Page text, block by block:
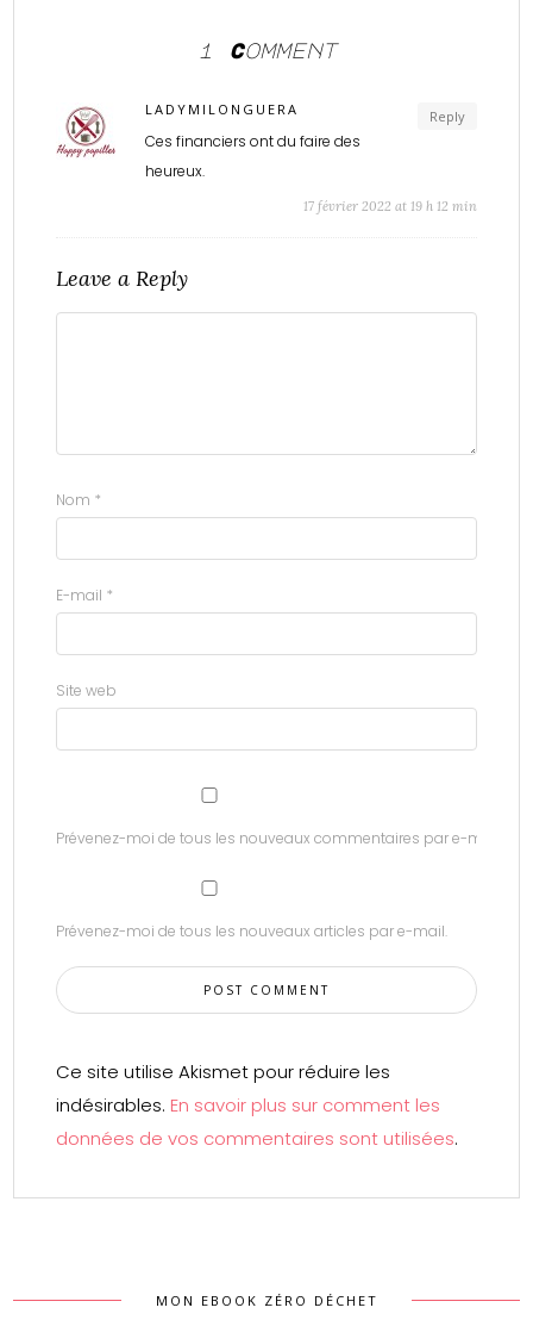
1 Comment
Reply
LADYMILONGUERA
Ces financiers ont du faire des
heureux.
17 février 2022 at 19 h 12 min
Leave a Reply
Nom *
E-mail *
Site web
Prévenez-moi de tous les nouveaux commentaires par e-mail.
Prévenez-moi de tous les nouveaux articles par e-mail.
Ce site utilise Akismet pour réduire les
indésirables. En savoir plus sur comment les
données de vos commentaires sont utilisées.
MON EBOOK ZÉRO DÉCHET